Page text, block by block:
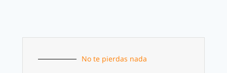
No te pierdas nada